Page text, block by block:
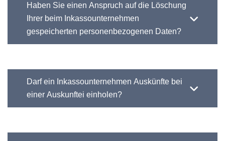
Haben Sie einen Anspruch auf die Löschung
Ihrer beim Inkassounternehmen
gespeicherten personenbezogenen Daten?
Darf ein Inkassounternehmen Auskünfte bei
einer Auskunftei einholen?